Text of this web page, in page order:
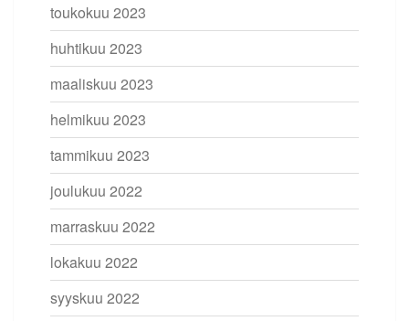
toukokuu 2023
huhtikuu 2023
maaliskuu 2023
helmikuu 2023
tammikuu 2023
joulukuu 2022
marraskuu 2022
lokakuu 2022
syyskuu 2022